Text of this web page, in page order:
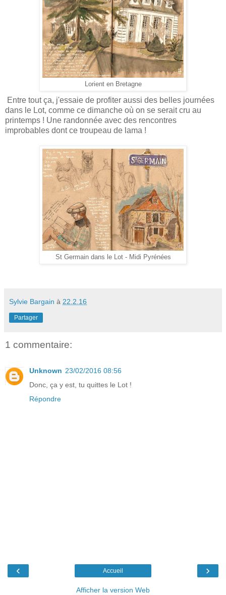
Lorient en Bretagne
Entre tout ça, j'essaie de profiter aussi des belles journées
dans le Lot, comme ce dimanche où on se serait cru au
printemps ! Une randonnée avec des rencontres
improbables dont ce troupeau de lama !
St Germain dans le Lot - Midi Pyrénées
Sylvie Bargain à 22.2.16
Partager
1 commentaire:
Unknown 23/02/2016 08:56
Donc, ça y est, tu quittes le Lot !
Répondre
‹ ›
Accueil
Afficher la version Web